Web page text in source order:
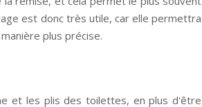
est donc très utile, car elle permettra
plus précise.
et les plis des toilettes, en plus d'être